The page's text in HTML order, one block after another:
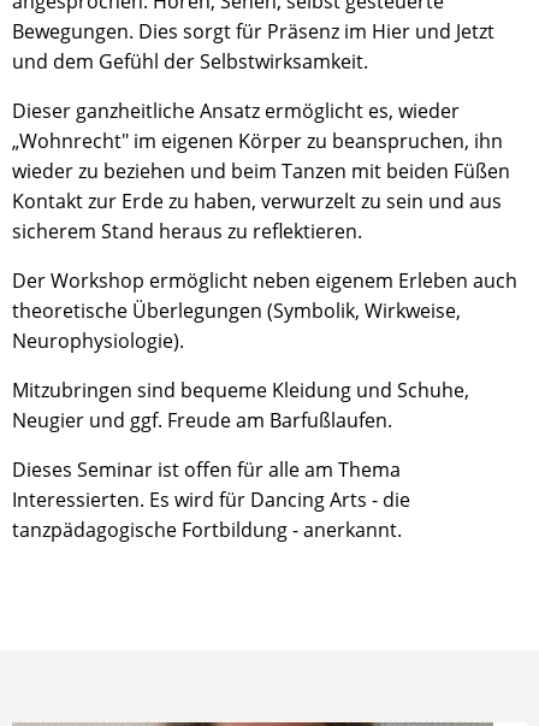
Bewegungen. Dies sorgt für Präsenz im Hier und Jetzt
und dem Gefühl der Selbstwirksamkeit.
Dieser ganzheitliche Ansatz ermöglicht es, wieder
„Wohnrecht" im eigenen Körper zu beanspruchen, ihn
wieder zu beziehen und beim Tanzen mit beiden Füßen
Kontakt zur Erde zu haben, verwurzelt zu sein und aus
sicherem Stand heraus zu reflektieren.
Der Workshop ermöglicht neben eigenem Erleben auch
theoretische Überlegungen (Symbolik, Wirkweise,
Neurophysiologie).
Mitzubringen sind bequeme Kleidung und Schuhe,
Neugier und ggf. Freude am Barfußlaufen.
Dieses Seminar ist offen für alle am Thema
Interessierten. Es wird für Dancing Arts - die
tanzpädagogische Fortbildung - anerkannt.